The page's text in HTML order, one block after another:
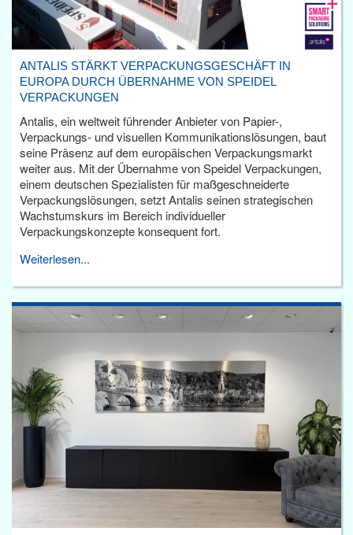
ANTALIS STÄRKT VERPACKUNGSGESCHÄFT IN
EUROPA DURCH ÜBERNAHME VON SPEIDEL
VERPACKUNGEN
Antalis, ein weltweit führender Anbieter von Papier-,
Verpackungs- und visuellen Kommunikationslösungen, baut
seine Präsenz auf dem europäischen Verpackungsmarkt
weiter aus. Mit der Übernahme von Speidel Verpackungen,
einem deutschen Spezialisten für maßgeschneiderte
Verpackungslösungen, setzt Antalis seinen strategischen
Wachstumskurs im Bereich individueller
Verpackungskonzepte konsequent fort.
Weiterlesen...